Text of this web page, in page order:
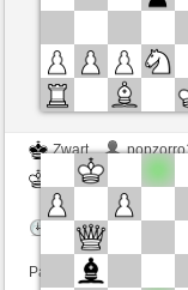
Zwart
RezaSd
Speelduur: 5
Partij telt mee voor de